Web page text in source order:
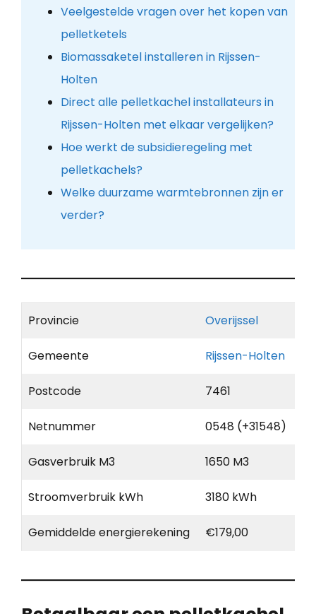
Veelgestelde vragen over het kopen van
pelletketels
Biomassaketel installeren in Rijssen-
Holten
Direct alle pelletkachel installateurs in
Rijssen-Holten met elkaar vergelijken?
Hoe werkt de subsidieregeling met
pelletkachels?
Welke duurzame warmtebronnen zijn er
verder?
Provincie Overijssel
Gemeente Rijssen-Holten
Postcode 7461
Netnummer 0548 (+31548)
Gasverbruik M3 1650 M3
Stroomverbruik kWh 3180 kWh
Gemiddelde energierekening €179,00